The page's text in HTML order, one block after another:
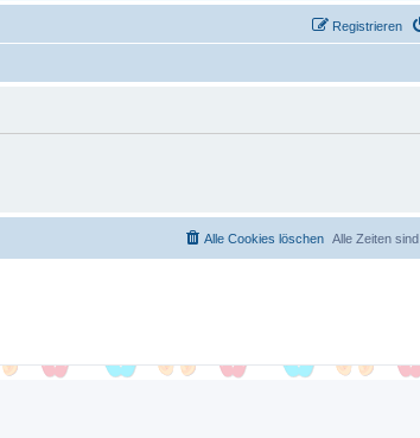
Registrieren
Alle Zeiten sind
Alle Cookies löschen